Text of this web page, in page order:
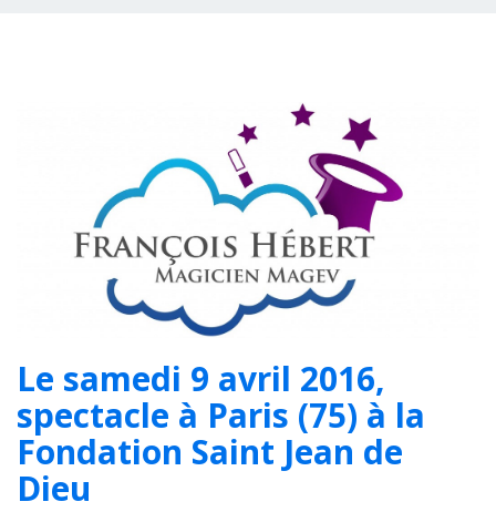
Le samedi 9 avril 2016,
spectacle à Paris (75) à la
Fondation Saint Jean de
Dieu